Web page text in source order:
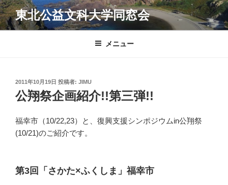
コ
ン
テ
東北公益文科大学同窓会
メニュー
投
稿
日:
2011年10月19日 投稿者: JIMU
公翔祭企画紹介!!第三弾!!
福幸市（10/22,23）と、復興支援シンポジウムin公翔祭
(10/21)のご紹介です。
第3回「さかた×ふくしま」福幸市